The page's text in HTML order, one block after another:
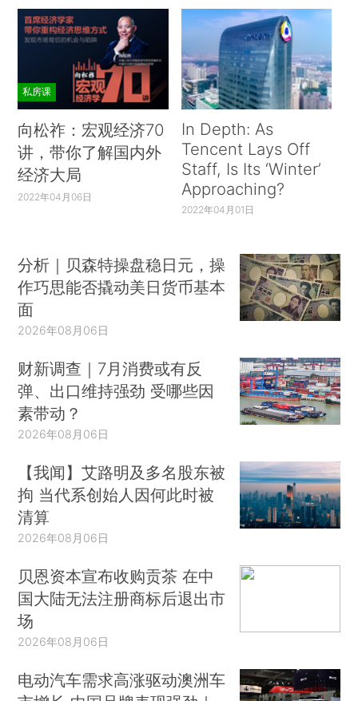
私房课
向松祚：宏观经济70
讲，带你了解国内外
经济大局
2022年04月06日
In Depth: As
Tencent Lays Off
Staff, Is Its ‘Winter’
Approaching?
2022年04月01日
分析｜贝森特操盘稳日元，操
作巧思能否撬动美日货币基本
面
2026年08月06日
财新调查｜7月消费或有反
弹、出口维持强劲 受哪些因
素带动？
2026年08月06日
【我闻】艾路明及多名股东被
拘 当代系创始人因何此时被
清算
2026年08月06日
贝恩资本宣布收购贡茶 在中
国大陆无法注册商标后退出市
场
2026年08月06日
电动汽车需求高涨驱动澳洲车